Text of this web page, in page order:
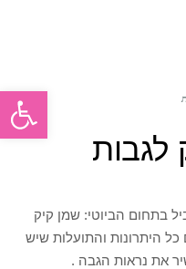
לגבות
בתחום הביוטי: שמן קיק
היתרונות והתועלות שיש
את נראות הגבה .
פתח